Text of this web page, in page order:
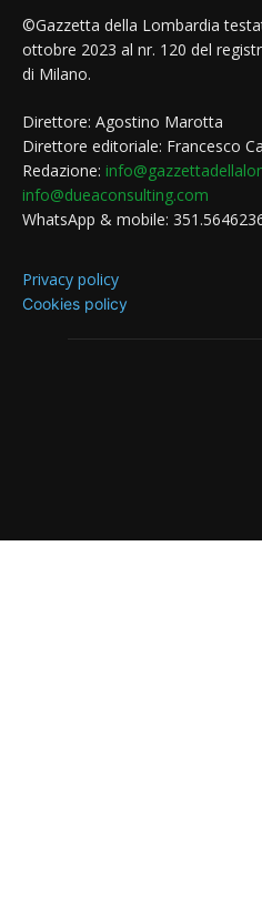
©Gazzetta della Lombardia
ottobre 2023 al nr. 120 del
di Milano.
Direttore: Agostino Marotta
Direttore editoriale: Francesco
Redazione:
info@dueaconsulting.com
WhatsApp & mobile:
Privacy policy
Cookies policy